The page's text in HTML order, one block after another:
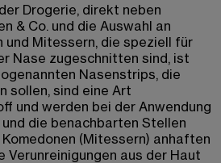
Drogerie, direkt neben
& Co. und die Auswahl an
und Mitessern, die speziell für
Nase zugeschnitten sind, ist
Nasenstrips, die
sollen, sind eine Art
und werden bei der Anwendung
die benachbarten Stellen
(Mitessern) anhaften
Verunreinigungen aus der Haut